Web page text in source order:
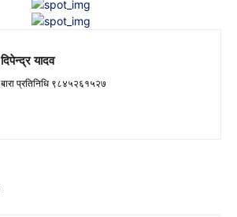
दिपेन्द्र यादव
बारा प्रतिनिधि ९८४५२६१५२७